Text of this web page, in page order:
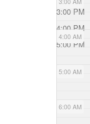
4:00 AM
5:00 AM
6:00 AM
3:00 PM
4:00 PM
5:00 PM